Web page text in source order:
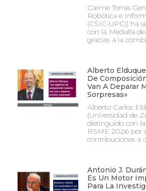
Carme Torras
Robótica e
(CSIC-UPC)) ha
con la Medalla
gracias a la
Alberto
De
Van A Deparar
Sorpresas»
Alberto Carlos
(Universidad de
distinguido con
RSME 2026 por
contribuciones a
Antonio J.
Es Un Motor
Para La